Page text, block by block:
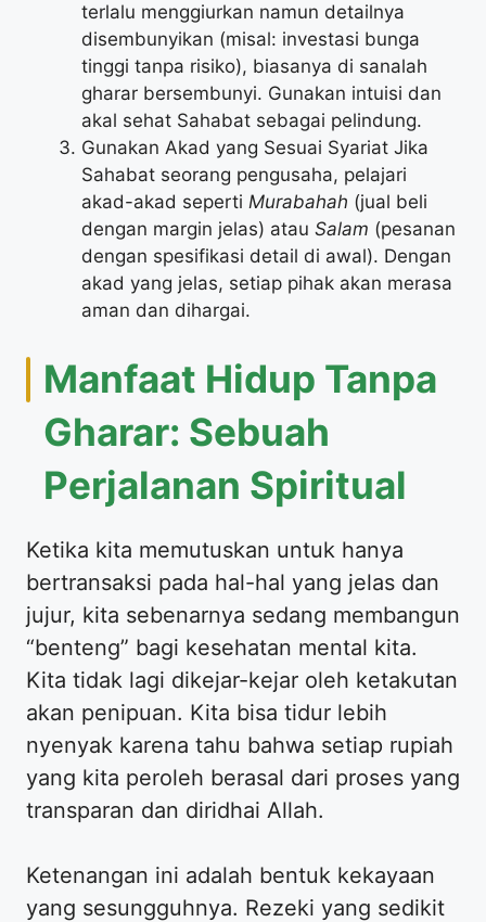
terlalu menggiurkan namun detailnya
disembunyikan (misal: investasi bunga
tinggi tanpa risiko), biasanya di sanalah
gharar bersembunyi. Gunakan intuisi dan
akal sehat Sahabat sebagai pelindung.
Gunakan Akad yang Sesuai Syariat Jika
Sahabat seorang pengusaha, pelajari
akad-akad seperti Murabahah (jual beli
dengan margin jelas) atau Salam (pesanan
dengan spesifikasi detail di awal). Dengan
akad yang jelas, setiap pihak akan merasa
aman dan dihargai.
Manfaat Hidup Tanpa
Gharar: Sebuah
Perjalanan Spiritual
Ketika kita memutuskan untuk hanya
bertransaksi pada hal-hal yang jelas dan
jujur, kita sebenarnya sedang membangun
“benteng” bagi kesehatan mental kita.
Kita tidak lagi dikejar-kejar oleh ketakutan
akan penipuan. Kita bisa tidur lebih
nyenyak karena tahu bahwa setiap rupiah
yang kita peroleh berasal dari proses yang
transparan dan diridhai Allah.
Ketenangan ini adalah bentuk kekayaan
yang sesungguhnya. Rezeki yang sedikit